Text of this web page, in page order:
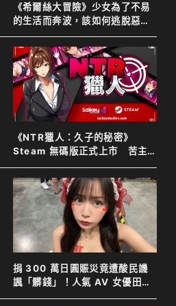
《希爾絲大冒險》少女為了不易
的生活而奔波，該如何逃脫惡人
們的魔掌
《NTR獵人：久子的秘密》
Steam 無碼版正式上市 苦主
化身靈體調查妻子 夫目前犯全
程直擊
捐 300 萬日圓賑災竟遭酸民譏
諷「髒錢」！人氣 AV 女優田野
憂霸氣反擊表示善意不分貴賤